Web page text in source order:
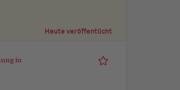
Heute veröffentlicht
in